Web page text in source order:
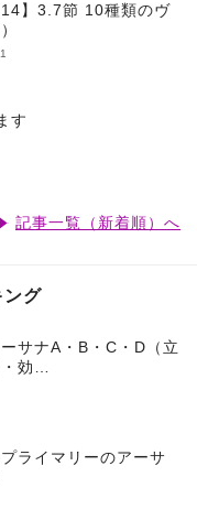
】3.7節 10種類のヴ
す
記事一覧（新着順）へ
ング
サナA・B・C・D（立
・効…
ライマリーのアーサ